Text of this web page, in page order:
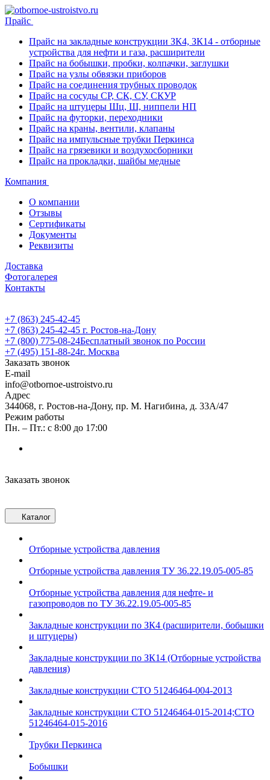
Прайс
Прайс на закладные конструкции ЗК4, ЗК14 - отборные
устройства для нефти и газа, расширители
Прайс на бобышки, пробки, колпачки, заглушки
Прайс на узлы обвязки приборов
Прайс на соединения трубных проводок
Прайс на сосуды СР, СК, СУ, СКУР
Прайс на штуцеры Шц, Ш, ниппели НП
Прайс на футорки, переходники
Прайс на краны, вентили, клапаны
Прайс на импульсные трубки Перкинса
Прайс на грязевики и воздухосборники
Прайс на прокладки, шайбы медные
Компания
О компании
Отзывы
Сертификаты
Документы
Реквизиты
Доставка
Фотогалерея
Контакты
+7 (863) 245-42-45
+7 (863) 245-42-45 г. Ростов-на-Дону
+7 (800) 775-08-24Бесплатный звонок по России
+7 (495) 151-88-24г. Москва
Заказать звонок
E-mail
info@otbornoe-ustroistvo.ru
Адрес
344068, г. Ростов-на-Дону, пр. М. Нагибина, д. 33А/47
Режим работы
Пн. – Пт.: с 8:00 до 17:00
Заказать звонок
Каталог
Отборные устройства давления
Отборные устройства давления ТУ 36.22.19.05-005-85
Отборные устройства давления для нефте- и
газопроводов по ТУ 36.22.19.05-005-85
Закладные конструкции по ЗК4 (расширители, бобышки
и штуцеры)
Закладные конструкции по ЗК14 (Отборные устройства
давления)
Закладные конструкции СТО 51246464-004-2013
Закладные конструкции СТО 51246464-015-2014;СТО
51246464-015-2016
Трубки Перкинса
Бобышки